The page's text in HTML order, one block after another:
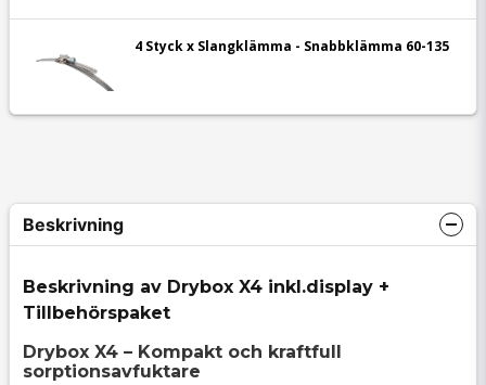
4 Styck x Slangklämma - Snabbklämma 60-135
Beskrivning
Beskrivning av Drybox X4 inkl.display +
Tillbehörspaket
Drybox X4 – Kompakt och kraftfull
sorptionsavfuktare